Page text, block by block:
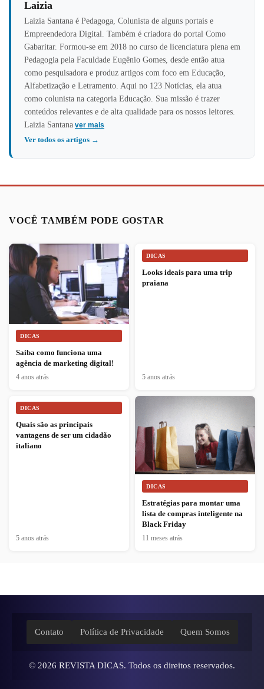
Laizia
Laizia Santana é Pedagoga, Colunista de alguns portais e
Empreendedora Digital. Também é criadora do portal Como
Gabaritar. Formou-se em 2018 no curso de licenciatura plena em
Pedagogia pela Faculdade Eugênio Gomes, desde então atua
como pesquisadora e produz artigos com foco em Educação,
Alfabetização e Letramento. Aqui no 123 Notícias, ela atua
como colunista na categoria Educação. Sua missão é trazer
conteúdos relevantes e de alta qualidade para os nossos leitores.
Laizia Santana ver mais
Ver todos os artigos →
VOCÊ TAMBÉM PODE GOSTAR
DICAS
Saiba como funciona uma
agência de marketing digital!
4 anos atrás
DICAS
Looks ideais para uma trip
praiana
5 anos atrás
DICAS
Quais são as principais
vantagens de ser um cidadão
italiano
5 anos atrás
DICAS
Estratégias para montar uma
lista de compras inteligente na
Black Friday
11 meses atrás
Contato Política de Privacidade Quem Somos
© 2026 REVISTA DICAS. Todos os direitos reservados.